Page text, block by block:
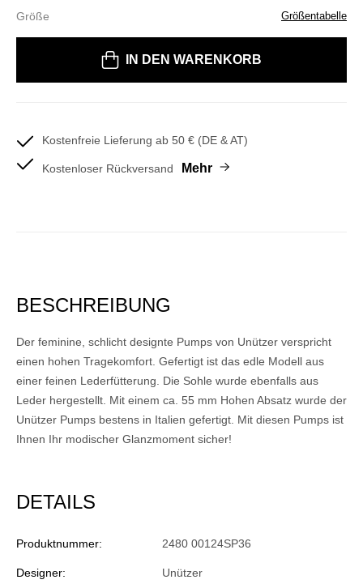
Größe Größentabelle
IN DEN WARENKORB
Kostenfreie Lieferung ab 50 € (DE & AT)
Kostenloser Rückversand Mehr
BESCHREIBUNG
Der feminine, schlicht designte Pumps von Unützer verspricht
einen hohen Tragekomfort. Gefertigt ist das edle Modell aus
einer feinen Lederfütterung. Die Sohle wurde ebenfalls aus
Leder hergestellt. Mit einem ca. 55 mm Hohen Absatz wurde der
Unützer Pumps bestens in Italien gefertigt. Mit diesen Pumps ist
Ihnen Ihr modischer Glanzmoment sicher!
DETAILS
Produktnummer: 2480 00124SP36
Designer: Unützer